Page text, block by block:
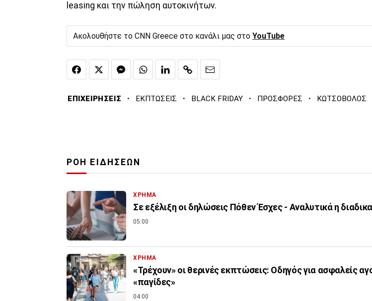
leasing και την πώληση αυτοκινήτων.
Ακολουθήστε το CNN Greece στο κανάλι μας στο YouTube
ΕΠΙΧΕΙΡΗΣΕΙΣ · ΕΚΠΤΩΣΕΙΣ · BLACK FRIDAY · ΠΡΟΣΦΟΡΕΣ · ΚΩΤΣΟΒΟΛΟΣ
ΡΟΗ ΕΙΔΗΣΕΩΝ
ΧΡΗΜΑ
Σε εξέλιξη οι δηλώσεις Πόθεν Έσχες - Αναλυτικά η
05:00
ΧΡΗΜΑ
«Τρέχουν» οι θερινές εκπτώσεις: Οδηγός για ασφαλείς
«παγίδες»
04:00